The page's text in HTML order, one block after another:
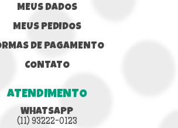
MEUS DADOS
MEUS PEDIDOS
DE PAGAMENTO
CONTATO
ATENDIMENTO
WHATSAPP
(11) 93222-0123